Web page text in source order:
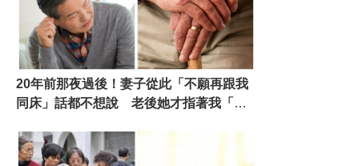
20年前那夜過後！妻子從此「不願再跟我
同床」話都不想說 老後她才指著我「說